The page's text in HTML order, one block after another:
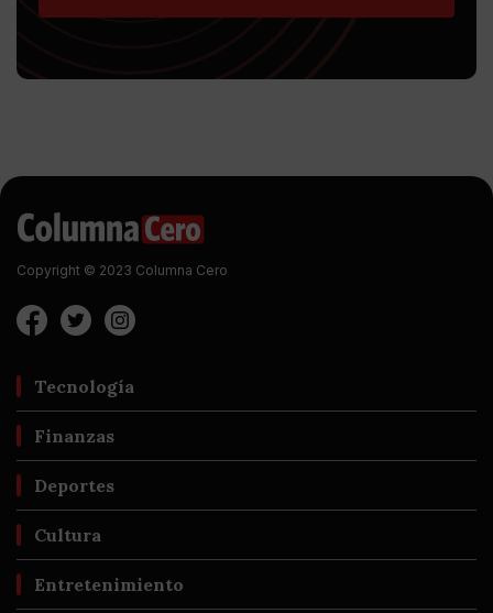
Copyright © 2023 Columna Cero
Tecnología
Finanzas
Deportes
Cultura
Entretenimiento